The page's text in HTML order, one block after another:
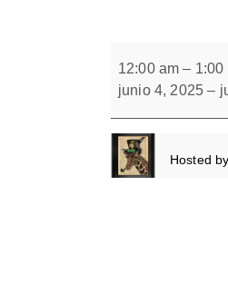
Carta
de
colores.
12:00 am – 1:00
junio 4, 2025 –
Hosted by